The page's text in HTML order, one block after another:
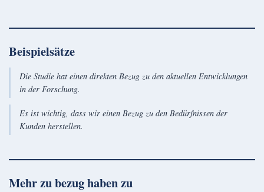
Beispielsätze
Die Studie hat einen direkten Bezug zu den aktuellen Entwicklungen
in der Forschung.
Es ist wichtig, dass wir einen Bezug zu den Bedürfnissen der
Kunden herstellen.
Mehr zubezug haben zu